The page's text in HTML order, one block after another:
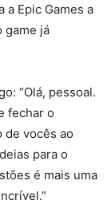
a Epic Games a
game já
“Olá, pessoal.
fechar o
de vocês ao
para o
é mais uma